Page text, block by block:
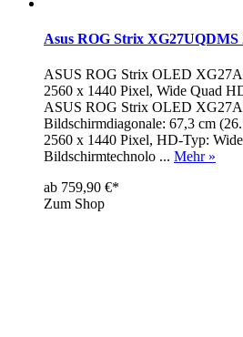
Asus ROG Strix XG27UQDMS
ASUS ROG Strix OLED
2560 x 1440 Pixel, Wide Quad
ASUS ROG Strix OLED
Bildschirmdiagonale: 67,3 cm
2560 x 1440 Pixel, HD-Typ:
Bildschirmtechnolo ... Mehr »
ab 759,90 €*
Zum Shop